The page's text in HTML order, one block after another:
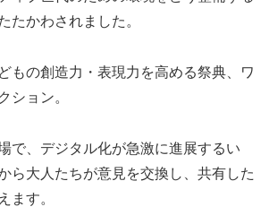
たかわされました。
もの創造力・表現力を高める祭典、ワ
ション。
で、デジタル化が急激に進展するい
ら大人たちが意見を交換し、共有した
ます。